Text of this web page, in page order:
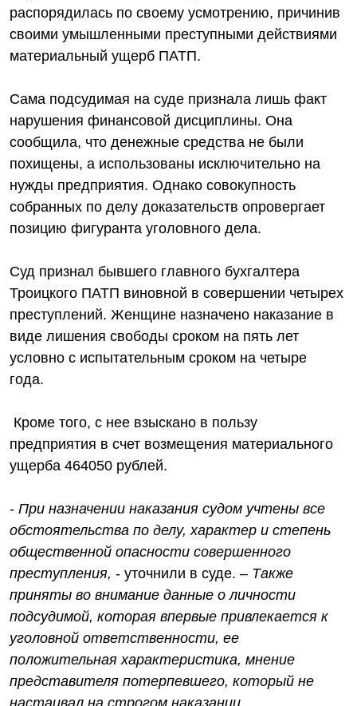
распорядилась по своему усмотрению, причинив
своими умышленными преступными действиями
материальный ущерб ПАТП.
Сама подсудимая на суде признала лишь факт
нарушения финансовой дисциплины. Она
сообщила, что денежные средства не были
похищены, а использованы исключительно на
нужды предприятия. Однако совокупность
собранных по делу доказательств опровергает
позицию фигуранта уголовного дела.
Суд признал бывшего главного бухгалтера
Троицкого ПАТП виновной в совершении четырех
преступлений. Женщине назначено наказание в
виде лишения свободы сроком на пять лет
условно с испытательным сроком на четыре
года.
Кроме того, с нее взыскано в пользу
предприятия в счет возмещения материального
ущерба 464050 рублей.
- При назначении наказания судом учтены все
обстоятельства по делу, характер и степень
общественной опасности совершенного
преступления, - уточнили в суде. – Также
приняты во внимание данные о личности
подсудимой, которая впервые привлекается к
уголовной ответственности, ее
положительная характеристика, мнение
представителя потерпевшего, который не
настаивал на строгом наказании.